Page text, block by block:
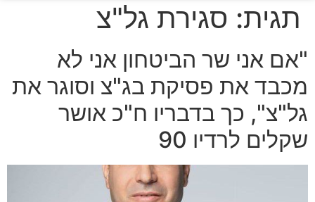
תגית: סגירת גל"צ
"אם אני שר הביטחון אני לא
מכבד את פסיקת בג"צ וסוגר את
גל"צ", כך בדבריו ח"כ אושר
שקלים לרדיו 90